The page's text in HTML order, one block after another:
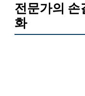
전문가의 손
화